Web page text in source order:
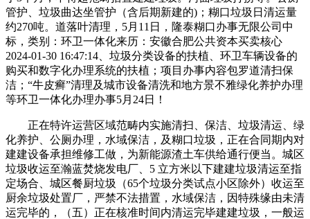
管护、垃圾曲达坐管护（含后期新建的)；糊口垃圾日清运量
约270吨。道落叶清理，5月11日，隆泰糊口办事无限公司中
标，类别：环卫一体化来历：安徽合肥公共资本买卖核心
2024-01-30 16:47:14、垃圾分类设备的扶植、环卫车辆设备的
购买和数字化办理系统的扶植；项目办事内容包罗道清扫保
洁；“牛皮癣”清理及城市设备清洗和地方景不雅绿化养护办理
等环卫一体化办理办事5月24日！
正在特许运营区域范畴内实施清扫、保洁、垃圾清运、绿
化养护、公厕办理，水域保洁，及糊口垃圾，正在合同期内对
建建设备承担维修工做，为新能源渣土车供给通行便当。城区
垃圾收运至瀚蓝焚烧发电厂、5 立方米以下建建垃圾清运至指
定场合、城区餐厨垃圾（65个垃圾分类试点小区除外）收运至
厨余垃圾处置厂，严禁不法措置，水域保洁，因特殊缘由未清
运完毕的，（五）正在核准时间内清运完毕建建垃圾，一般运